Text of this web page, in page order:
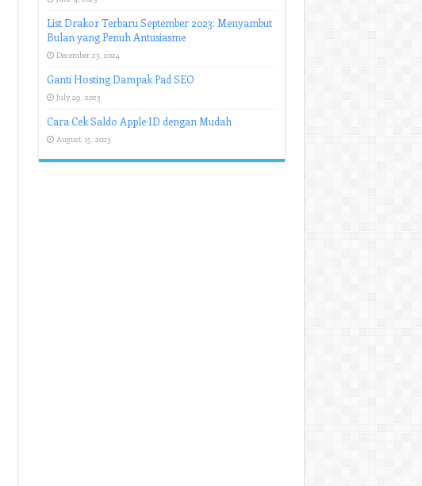
List Drakor Terbaru September 2023: Menyambut
Bulan yang Penuh Antusiasme
December 23, 2024
Ganti Hosting Dampak Pad SEO
July 29, 2023
Cara Cek Saldo Apple ID dengan Mudah
August 15, 2023